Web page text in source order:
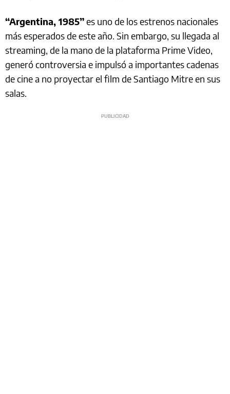
“Argentina, 1985”es uno de los estrenos nacionales
más esperados de este año. Sin embargo, su llegada al
streaming, de la mano de la plataforma Prime Video,
generó controversia e impulsó a importantes cadenas
de cine a no proyectar el film de Santiago Mitre en sus
salas.